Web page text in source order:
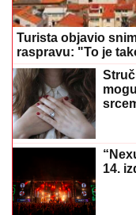
Turista objavio
raspravu: "To je
14.